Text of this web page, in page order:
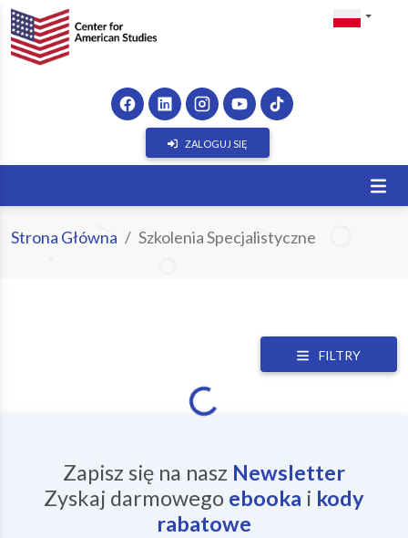
ZALOGUJ SIĘ
Strona Główna Szkolenia Specjalistyczne
FILTRY
Wczytywanie...
Zapisz się na nasz Newsletter
Zyskaj darmowego ebooka i kody
rabatowe